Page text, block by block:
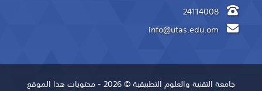
24114008
جامعة التقنية والعلوم التطبيقية © 2026 - محتويات هذا الموقع